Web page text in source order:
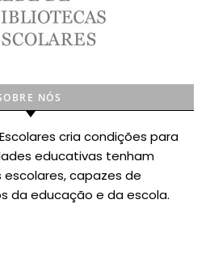
NÓS
cria condições para
educativas tenham
capazes de
da educação e da escola.